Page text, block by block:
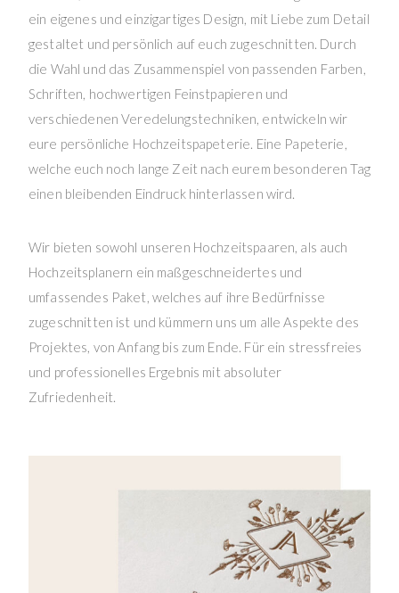
ein eigenes und einzigartiges Design, mit Liebe zum Detail
gestaltet und persönlich auf euch zugeschnitten. Durch
die Wahl und das Zusammenspiel von passenden Farben,
Schriften, hochwertigen Feinstpapieren und
verschiedenen Veredelungstechniken, entwickeln wir
eure persönliche Hochzeitspapeterie. Eine Papeterie,
welche euch noch lange Zeit nach eurem besonderen Tag
einen bleibenden Eindruck hinterlassen wird.
Wir bieten sowohl unseren Hochzeitspaaren, als auch
Hochzeitsplanern ein maßgeschneidertes und
umfassendes Paket, welches auf ihre Bedürfnisse
zugeschnitten ist und kümmern uns um alle Aspekte des
Projektes, von Anfang bis zum Ende. Für ein stressfreies
und professionelles Ergebnis mit absoluter
Zufriedenheit.